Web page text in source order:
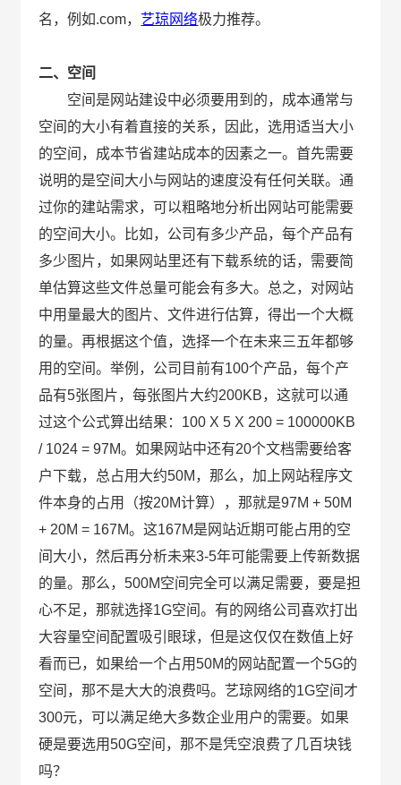
名，例如.com， 艺琼网络极力推荐。
二、空间
空间是网站建设中必须要用到的，成本通常与
空间的大小有着直接的关系，因此，选用适当大小
的空间，成本节省建站成本的因素之一。首先需要
说明的是空间大小与网站的速度没有任何关联。通
过你的建站需求，可以粗略地分析出网站可能需要
的空间大小。比如，公司有多少产品，每个产品有
多少图片，如果网站里还有下载系统的话，需要简
单估算这些文件总量可能会有多大。总之，对网站
中用量最大的图片、文件进行估算，得出一个大概
的量。再根据这个值，选择一个在未来三五年都够
用的空间。举例，公司目前有100个产品，每个产
品有5张图片，每张图片大约200KB，这就可以通
过这个公式算出结果：100 X 5 X 200 = 100000KB
/ 1024 = 97M。如果网站中还有20个文档需要给客
户下载，总占用大约50M，那么，加上网站程序文
件本身的占用（按20M计算），那就是97M + 50M
+ 20M = 167M。这167M是网站近期可能占用的空
间大小，然后再分析未来3-5年可能需要上传新数据
的量。那么，500M空间完全可以满足需要，要是担
心不足，那就选择1G空间。有的网络公司喜欢打出
大容量空间配置吸引眼球，但是这仅仅在数值上好
看而已，如果给一个占用50M的网站配置一个5G的
空间，那不是大大的浪费吗。艺琼网络的1G空间才
300元，可以满足绝大多数企业用户的需要。如果
硬是要选用50G空间，那不是凭空浪费了几百块钱
吗？